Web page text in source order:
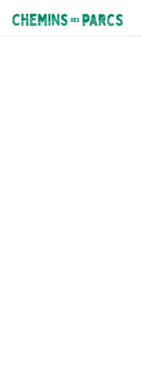
Chemins des Parcs